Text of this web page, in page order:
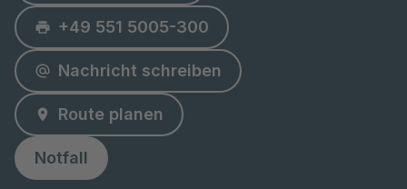
+49 551 5005-300
Nachricht schreiben
Route planen
Notfall